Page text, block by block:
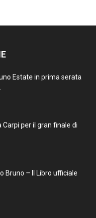
Estate in prima serata
Carpi per il gran finale di
Bruno – Il Libro ufficiale